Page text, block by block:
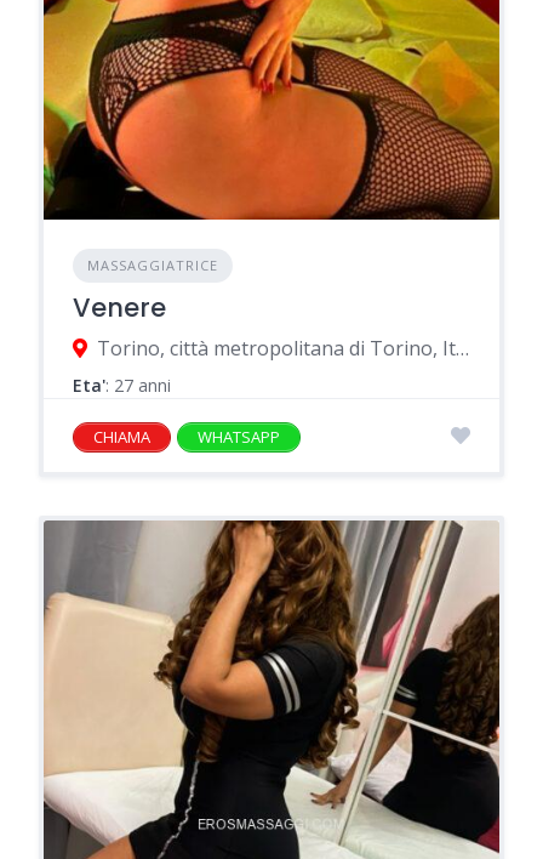
MASSAGGIATRICE
Venere
Torino, città metropolitana di Torino, Italia
Eta': 27 anni
CHIAMA WHATSAPP